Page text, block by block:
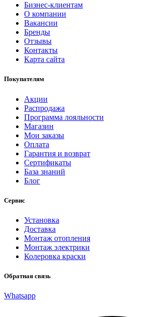
Бизнес-клиентам
О компании
Вакансии
Бренды
Отзывы
Контакты
Карта сайта
Покупателям
Акции
Распродажа
Программа лояльности
Магазин
Мои заказы
Оплата
Гарантия и возврат
Сертификаты
База знаний
Блог
Сервис
Установка
Доставка
Монтаж отопления
Монтаж электрики
Колеровка краски
Обратная связь
Whatsapp